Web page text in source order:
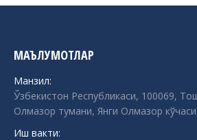
МАЪЛУМОТЛАР
Манзил:
Ўзбекистон Республикаси, 100069,
Олмазор тумани, Янги Олмазор
Иш вакти: